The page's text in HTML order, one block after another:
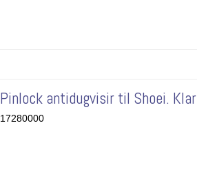
Pinlock antidugvisir til Shoei. Klar
17280000